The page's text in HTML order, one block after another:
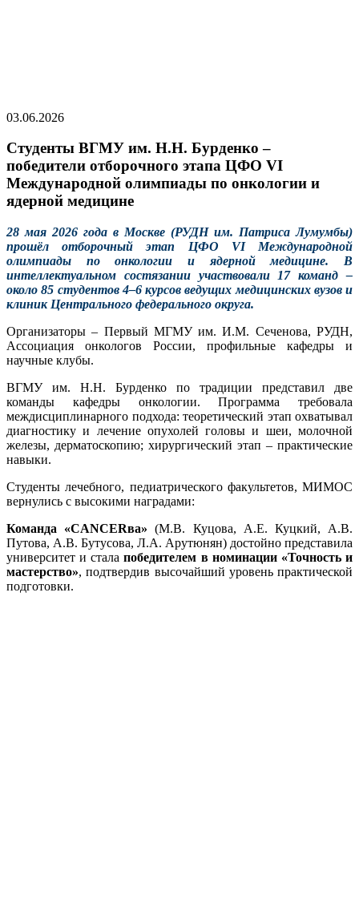
03.06.2026
Студенты ВГМУ им. Н.Н. Бурденко –
победители отборочного этапа ЦФО VI
Международной олимпиады по онкологии и
ядерной медицине
28 мая 2026 года в Москве (РУДН им. Патриса Лумумбы)
прошёл отборочный этап ЦФО VI Международной
олимпиады по онкологии и ядерной медицине. В
интеллектуальном состязании участвовали 17 команд –
около 85 студентов 4–6 курсов ведущих медицинских вузов и
клиник Центрального федерального округа.
Организаторы – Первый МГМУ им. И.М. Сеченова, РУДН,
Ассоциация онкологов России, профильные кафедры и
научные клубы.
ВГМУ им. Н.Н. Бурденко по традиции представил две
команды кафедры онкологии. Программа требовала
междисциплинарного подхода: теоретический этап охватывал
диагностику и лечение опухолей головы и шеи, молочной
железы, дерматоскопию; хирургический этап – практические
навыки.
Студенты лечебного, педиатрического факультетов, МИМОС
вернулись с высокими наградами:
Команда «CANCERва»(М.В. Куцова, А.Е. Куцкий, А.В.
Путова, А.В. Бутусова, Л.А. Арутюнян) достойно представила
университет и сталапобедителем в номинации «Точность и
мастерство», подтвердив высочайший уровень практической
подготовки.